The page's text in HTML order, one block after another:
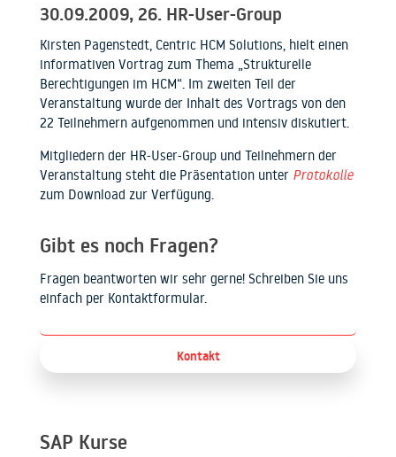
30.09.2009, 26. HR-User-Group
Kirsten Pagenstedt, Centric HCM Solutions, hielt einen
informativen Vortrag zum Thema „Strukturelle
Berechtigungen im HCM“. Im zweiten Teil der
Veranstaltung wurde der Inhalt des Vortrags von den
22 Teilnehmern aufgenommen und intensiv diskutiert.
Mitgliedern der HR-User-Group und Teilnehmern der
Veranstaltung steht die Präsentation unter Protokolle
zum Download zur Verfügung.
Gibt es noch Fragen?
Fragen beantworten wir sehr gerne! Schreiben Sie uns
einfach per Kontaktformular.
Kontakt
SAP Kurse